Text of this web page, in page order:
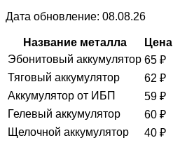
Дата обновление: 08.08.26
Название металла
Цена
Эбонитовый аккумулятор 65 ₽
Тяговый аккумулятор
62 ₽
Аккумулятор от ИБП
59 ₽
Гелевый аккумулятор
60 ₽
Щелочной аккумулятор
40 ₽